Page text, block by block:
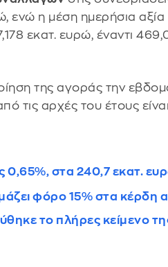
ενώ η μέση ημερήσια
εκατ. ευρώ, έναντι
της αγοράς την
τις αρχές του έτους
0,65%, στα 240,7 εκατ.
φόρο 15% στα κέρδη
το πλήρες κείμενο